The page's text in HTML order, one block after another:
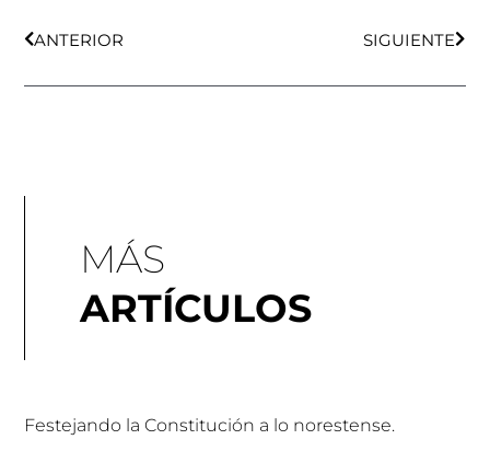
ANTERIOR
SIGUIENTE
MÁS
ARTÍCULOS
Festejando la Constitución a lo norestense.